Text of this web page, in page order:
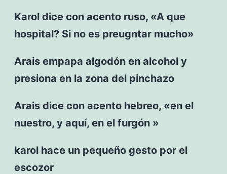
Karol dice con acento ruso, «A que
hospital? Si no es preugntar mucho»
Arais empapa algodón en alcohol y
presiona en la zona del pinchazo
Arais dice con acento hebreo, «en el
nuestro, y aquí, en el furgón »
karol hace un pequeño gesto por el
escozor